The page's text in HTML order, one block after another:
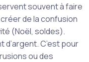
souvent à faire
de la confusion
(Noël, soldes).
C’est pour
ou des